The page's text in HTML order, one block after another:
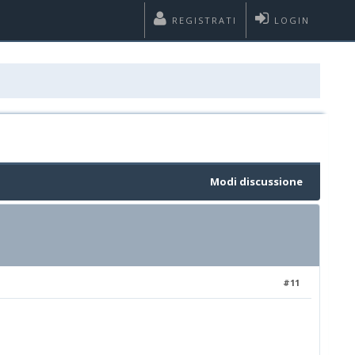
LOGIN
REGISTRATI
Modi discussione
#11